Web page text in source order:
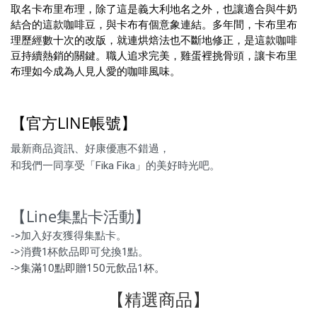
取名卡布里布理，除了這是義大利地名之外，也讓適合與牛奶
結合的這款咖啡豆，與卡布有個意象連結。多年間，卡布里布
理歷經數十次的改版，就連烘焙法也不斷地修正，是這款咖啡
豆持續熱銷的關鍵。職人追求完美，雞蛋裡挑骨頭，讓卡布里
布理如今成為人見人愛的咖啡風味。
【官方LINE帳號】
最新商品資訊、好康優惠不錯過，
和我們一同享受「Fika Fika」的美好時光吧。
【Line集點卡活動】
->加入好友獲得集點卡。
->消費1杯飲品即可兌換1點。
->集滿10點即贈150元飲品1杯。
【精選商品】